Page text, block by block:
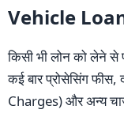
Vehicle
किसी भी लोन को लेने से
कई बार प्रोसेसिंग
Charges) और अन्य